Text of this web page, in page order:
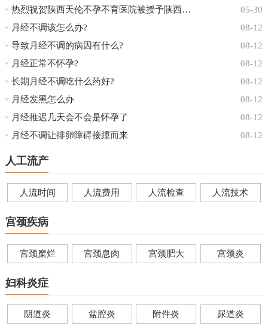
05-30
热烈祝贺陕西天伦不孕不育医院被授予陕西省中
08-12
月经不调该怎么办?
08-12
导致月经不调的病因有什么?
08-12
月经正常不怀孕?
08-12
长期月经不调吃什么药好?
08-12
月经发黑怎么办
08-12
月经推迟几天会不会是怀孕了
08-12
月经不调让排卵障碍接踵而来
人工流产
人流时间 人流费用 人流检查 人流技术
宫颈疾病
宫颈糜烂 宫颈息肉 宫颈肥大 宫颈炎
妇科炎症
阴道炎 盆腔炎 附件炎 尿道炎